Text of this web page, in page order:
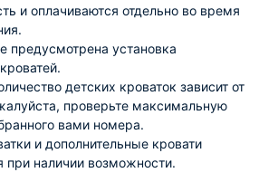
и оплачиваются отдельно во время
предусмотрена установка
детских кроваток зависит от
проверьте максимальную
вами номера.
и дополнительные кровати
при наличии возможности.